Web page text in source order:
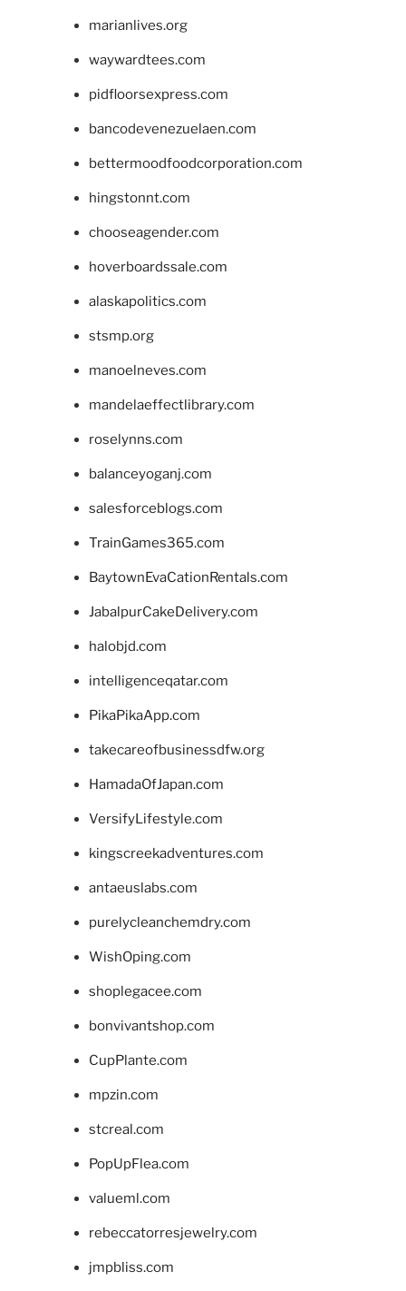
marianlives.org
waywardtees.com
pidfloorsexpress.com
bancodevenezuelaen.com
bettermoodfoodcorporation.com
hingstonnt.com
chooseagender.com
hoverboardssale.com
alaskapolitics.com
stsmp.org
manoelneves.com
mandelaeffectlibrary.com
roselynns.com
balanceyoganj.com
salesforceblogs.com
TrainGames365.com
BaytownEvaCationRentals.com
JabalpurCakeDelivery.com
halobjd.com
intelligenceqatar.com
PikaPikaApp.com
takecareofbusinessdfw.org
HamadaOfJapan.com
VersifyLifestyle.com
kingscreekadventures.com
antaeuslabs.com
purelycleanchemdry.com
WishOping.com
shoplegacee.com
bonvivantshop.com
CupPlante.com
mpzin.com
stcreal.com
PopUpFlea.com
valueml.com
rebeccatorresjewelry.com
jmpbliss.com